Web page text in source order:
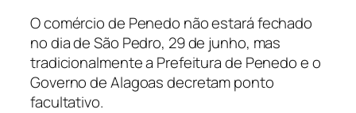
O comércio de Penedo não estará fechado
no dia de São Pedro, 29 de junho, mas
tradicionalmente a Prefeitura de Penedo e o
Governo de Alagoas decretam ponto
facultativo.